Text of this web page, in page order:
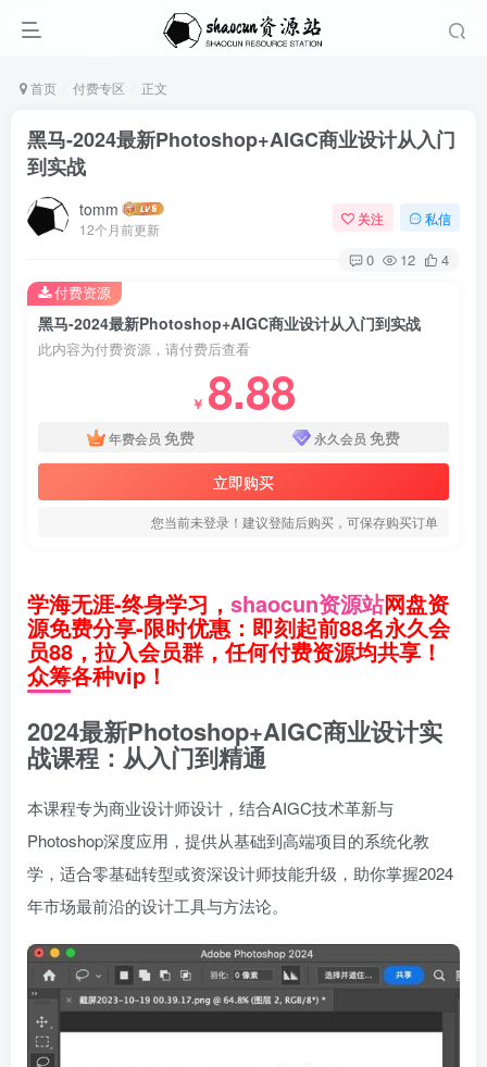
首页 付费专区 正文
黑马-2024最新Photoshop+AIGC商业设计从入门
到实战
tomm
12个月前更新
关注 私信
0 12 4
黑马-2024最新Photoshop+AIGC商业设计从入门到实战
此内容为付费资源，请付费后查看
￥ 8.88
年费会员 免费 永久会员 免费
立即购买
您当前未登录！建议登陆后购买，可保存购买订单
付费资源
学海无涯-终身学习， shaocun资源站网盘资
源免费分享-限时优惠：即刻起前88名永久会
员88，拉入会员群，任何付费资源均共享！
众筹各种vip！
2024最新Photoshop+AIGC商业设计实
战课程：从入门到精通
本课程专为商业设计师设计，结合AIGC技术革新与
Photoshop深度应用，提供从基础到高端项目的系统化教
学，适合零基础转型或资深设计师技能升级，助你掌握2024
年市场最前沿的设计工具与方法论。